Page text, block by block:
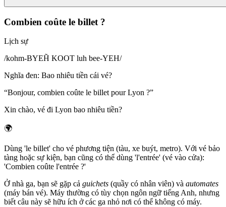
Combien coûte le billet ?
Lịch sự
/kohm-BYEH̃ KOOT luh bee-YEH/
Nghĩa đen: Bao nhiêu tiền cái vé?
“Bonjour, combien coûte le billet pour Lyon ?”
Xin chào, vé đi Lyon bao nhiêu tiền?
🌍
Dùng 'le billet' cho vé phương tiện (tàu, xe buýt, metro). Với vé bảo
tàng hoặc sự kiện, bạn cũng có thể dùng 'l'entrée' (vé vào cửa):
'Combien coûte l'entrée ?'
Ở nhà ga, bạn sẽ gặp cả guichets (quầy có nhân viên) và automates
(máy bán vé). Máy thường có tùy chọn ngôn ngữ tiếng Anh, nhưng
biết câu này sẽ hữu ích ở các ga nhỏ nơi có thể không có máy.